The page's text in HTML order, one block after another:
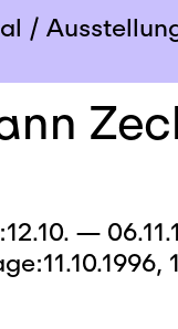
12.10. —
11.10.1996,